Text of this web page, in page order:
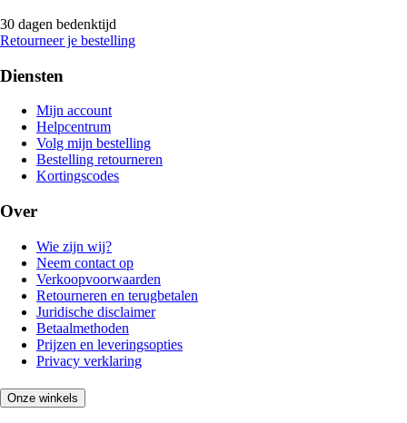
30 dagen bedenktijd
Retourneer je bestelling
Diensten
Mijn account
Helpcentrum
Volg mijn bestelling
Bestelling retourneren
Kortingscodes
Over
Wie zijn wij?
Neem contact op
Verkoopvoorwaarden
Retourneren en terugbetalen
Juridische disclaimer
Betaalmethoden
Prijzen en leveringsopties
Privacy verklaring
Onze winkels